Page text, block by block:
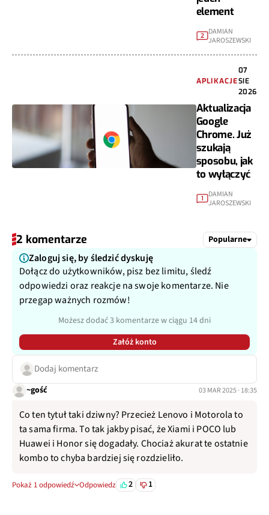
element
2 DAMIAN
JAROSZEWSKI
APLIKACJE
07
SIE
2026
Aktualizacja
Google
Chrome. Już
szukają
sposobu, jak
to wyłączyć
1
DAMIAN
JAROSZEWSKI
2 komentarze Popularne
Zaloguj się, by śledzić dyskuję
Dołącz do użytkowników, pisz bez limitu, śledź
odpowiedzi oraz reakcje na swoje komentarze. Nie
przegap ważnych rozmów!
Możesz dodać 3 komentarze w ciągu 14 dni
Załóż konto
Dodaj komentarz
~gość 03 MAR 2025 · 18:35
Co ten tytuł taki dziwny? Przecież Lenovo i Motorola to
ta sama firma. To tak jakby pisać, że Xiami i POCO lub
Huawei i Honor się dogadały. Chociaż akurat te ostatnie
kombo to chyba bardziej się rozdzieliło.
Pokaż 1 odpowiedź Odpowiedz 2 1